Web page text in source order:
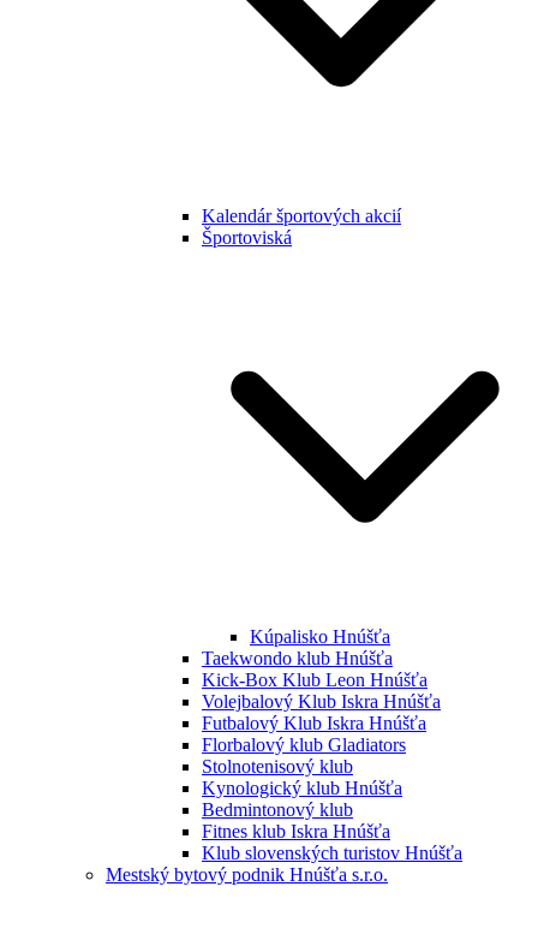
Kalendár športových akcií
Športoviská
Kúpalisko Hnúšťa
Taekwondo klub Hnúšťa
Kick-Box Klub Leon Hnúšťa
Volejbalový Klub Iskra Hnúšťa
Futbalový Klub Iskra Hnúšťa
Florbalový klub Gladiators
Stolnotenisový klub
Kynologický klub Hnúšťa
Bedmintonový klub
Fitnes klub Iskra Hnúšťa
Klub slovenských turistov Hnúšťa
Mestský bytový podnik Hnúšťa s.r.o.